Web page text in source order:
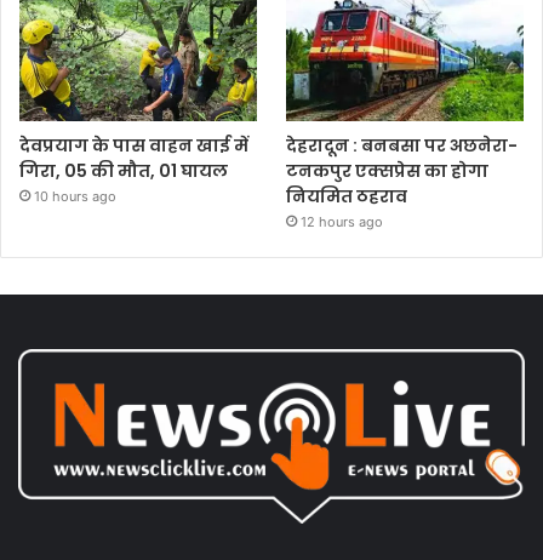
देवप्रयाग के पास वाहन खाई में
गिरा, 05 की मौत, 01 घायल
10 hours ago
देहरादून : बनबसा पर अछनेरा-
टनकपुर एक्सप्रेस का होगा
नियमित ठहराव
12 hours ago